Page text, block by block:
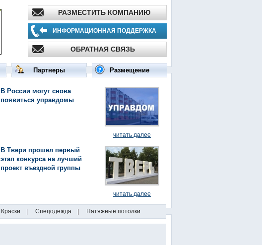
РАЗМЕСТИТЬ КОМПАНИЮ
ИНФОРМАЦИОННАЯ ПОДДЕРЖКА
ОБРАТНАЯ СВЯЗЬ
Партнеры Размещение
В России могут снова
появиться управдомы
читать далее
В Твери прошел первый
этап конкурса на лучший
проект въездной группы
читать далее
Краски Спецодежда Натяжные потолки